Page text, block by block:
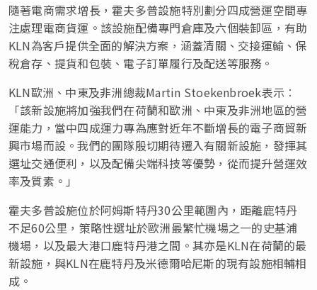
隨著電商需求增長，霍夫多普設施特別劃分四成營運空間專
注處理電商貨運。該設施配備專門倉庫及六個裝卸區，有助
KLN為客戶提供全面的解決方案，涵蓋清關、交接運輸、保
稅倉存、提貨和包裝、電子訂單履行及配送等服務。
KLN歐洲、中東及非洲總裁Martin Stoekenbroek表示︰
「該新設施將加強我們在荷蘭和歐洲、中東及非洲地區的營
運能力，當中四成運力專為應對近年不斷增長的電子商貿新
興市場而設。我們的團隊殷切期待遷入有關新設施，發揮其
選址交通便利，以及配備尖端科技等優勢，從而提升營運效
率及質素。」
霍夫多普設施位於阿姆斯特丹30公里範圍內，距離鹿特丹
不足60公里，策略性選址於歐洲最繁忙機場之一的史基浦
機場，以及最大港口鹿特丹港之間。其亦是KLN在荷蘭的最
新設施，與KLN在鹿特丹及米德爾哈尼斯的現有設施相輔相
成。